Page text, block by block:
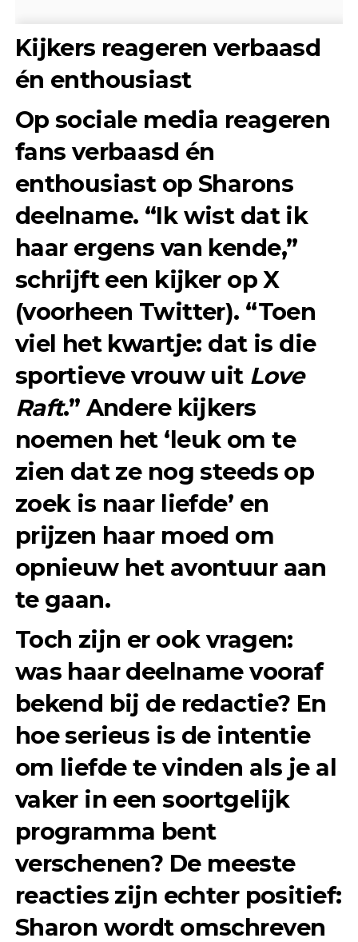
Kijkers reageren verbaasd
én enthousiast
Op sociale media reageren
fans verbaasd én
enthousiast op Sharons
deelname. “Ik wist dat ik
haar ergens van kende,”
schrijft een kijker op X
(voorheen Twitter). “Toen
viel het kwartje: dat is die
sportieve vrouw uit Love
Raft.” Andere kijkers
noemen het ‘leuk om te
zien dat ze nog steeds op
zoek is naar liefde’ en
prijzen haar moed om
opnieuw het avontuur aan
te gaan.
Toch zijn er ook vragen:
was haar deelname vooraf
bekend bij de redactie? En
hoe serieus is de intentie
om liefde te vinden als je al
vaker in een soortgelijk
programma bent
verschenen? De meeste
reacties zijn echter positief:
Sharon wordt omschreven